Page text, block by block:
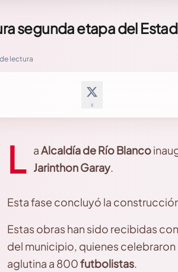
segunda etapa del
lectura
X
L aAlcaldía de Río Blanco
Jarinthon Garay.
Esta fase concluyó la
Estas obras han sido recibidas
del municipio, quienes
aglutina a 800futbolistas.